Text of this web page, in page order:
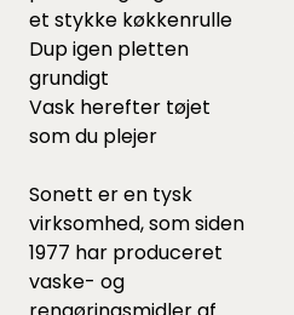
et stykke køkkenrulle
Dup igen pletten
grundigt
Vask herefter tøjet
som du plejer
Sonett er en tysk
virksomhed, som siden
1977 har produceret
vaske- og